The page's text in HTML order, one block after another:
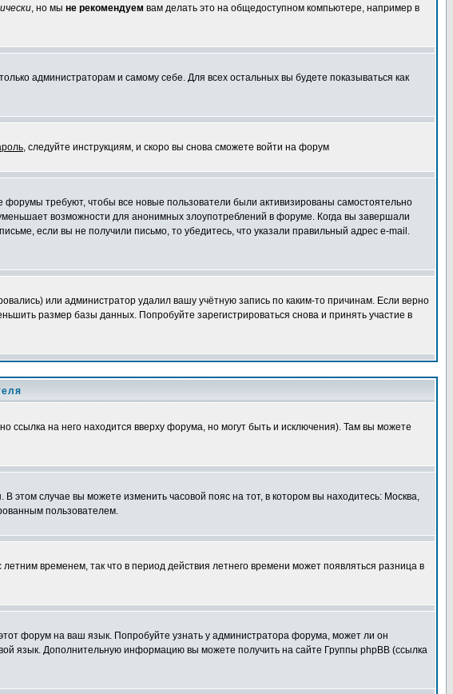
, но мы не рекомендуем вам делать это на общедоступном компьютере, например в
администраторам и самому себе. Для всех остальных вы будете показываться как
, следуйте инструкциям, и скоро вы снова сможете войти на форум
требуют, чтобы все новые пользователи были активизированы самостоятельно
возможности для анонимных злоупотреблений в форуме. Когда вы завершали
если вы не получили письмо, то убедитесь, что указали правильный адрес e-mail.
или администратор удалил вашу учётную запись по каким-то причинам. Если верно
размер базы данных. Попробуйте зарегистрироваться снова и принять участие в
ссылка на него находится вверху форума, но могут быть и исключения). Там вы можете
этом случае вы можете изменить часовой пояс на тот, в котором вы находитесь: Москва,
пользователем.
временем, так что в период действия летнего времени может появляться разница в
форум на ваш язык. Попробуйте узнать у администратора форума, может ли он
язык. Дополнительную информацию вы можете получить на сайте Группы phpBB (ссылка